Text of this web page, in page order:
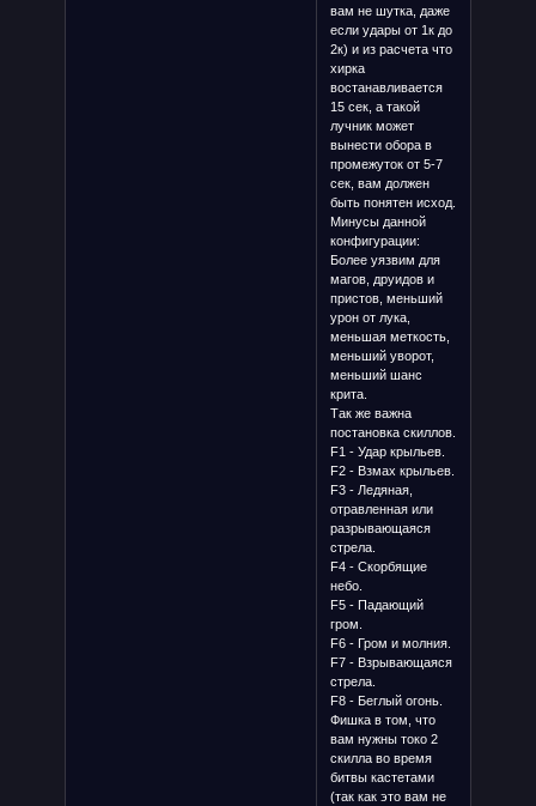
вам не шутка, даже
если удары от 1к до
2к) и из расчета что
хирка
востанавливается
15 сек, а такой
лучник может
вынести обора в
промежуток от 5-7
сек, вам должен
быть понятен исход.
Минусы данной
конфигурации:
Более уязвим для
магов, друидов и
пристов, меньший
урон от лука,
меньшая меткость,
меньший уворот,
меньший шанс
крита.
Так же важна
постановка скиллов.
F1 - Удар крыльев.
F2 - Взмах крыльев.
F3 - Ледяная,
отравленная или
разрывающаяся
стрела.
F4 - Скорбящие
небо.
F5 - Падающий
гром.
F6 - Гром и молния.
F7 - Взрывающаяся
стрела.
F8 - Беглый огонь.
Фишка в том, что
вам нужны токо 2
скилла во время
битвы кастетами
(так как это вам не